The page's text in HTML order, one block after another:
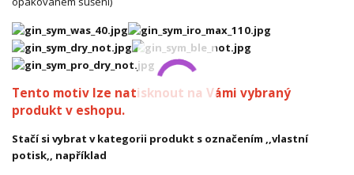
Tento motiv lze natisknout na Vámi vybraný
produkt v eshopu.
Stačí si vybrat v kategorii produkt s označením ,,vlastní
potisk,, například